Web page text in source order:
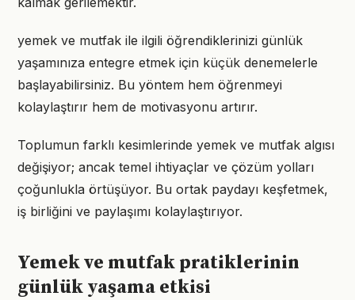
yemek ve mutfak ile ilgili öğrendiklerinizi günlük
yaşamınıza entegre etmek için küçük denemelerle
başlayabilirsiniz. Bu yöntem hem öğrenmeyi
kolaylaştırır hem de motivasyonu artırır.
Toplumun farklı kesimlerinde yemek ve mutfak algısı
değişiyor; ancak temel ihtiyaçlar ve çözüm yolları
çoğunlukla örtüşüyor. Bu ortak paydayı keşfetmek,
iş birliğini ve paylaşımı kolaylaştırıyor.
Yemek ve mutfak pratiklerinin
günlük yaşama etkisi